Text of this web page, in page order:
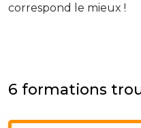
correspond le mieux !
6 formations